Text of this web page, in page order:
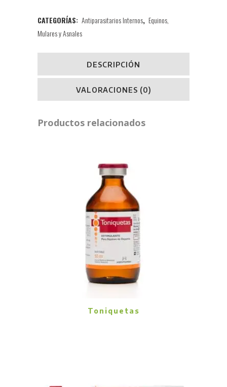
CATEGORÍAS: Antiparasitarios Internos, Equinos,
Mulares y Asnales
DESCRIPCIÓN
VALORACIONES (0)
Productos relacionados
Toniquetas